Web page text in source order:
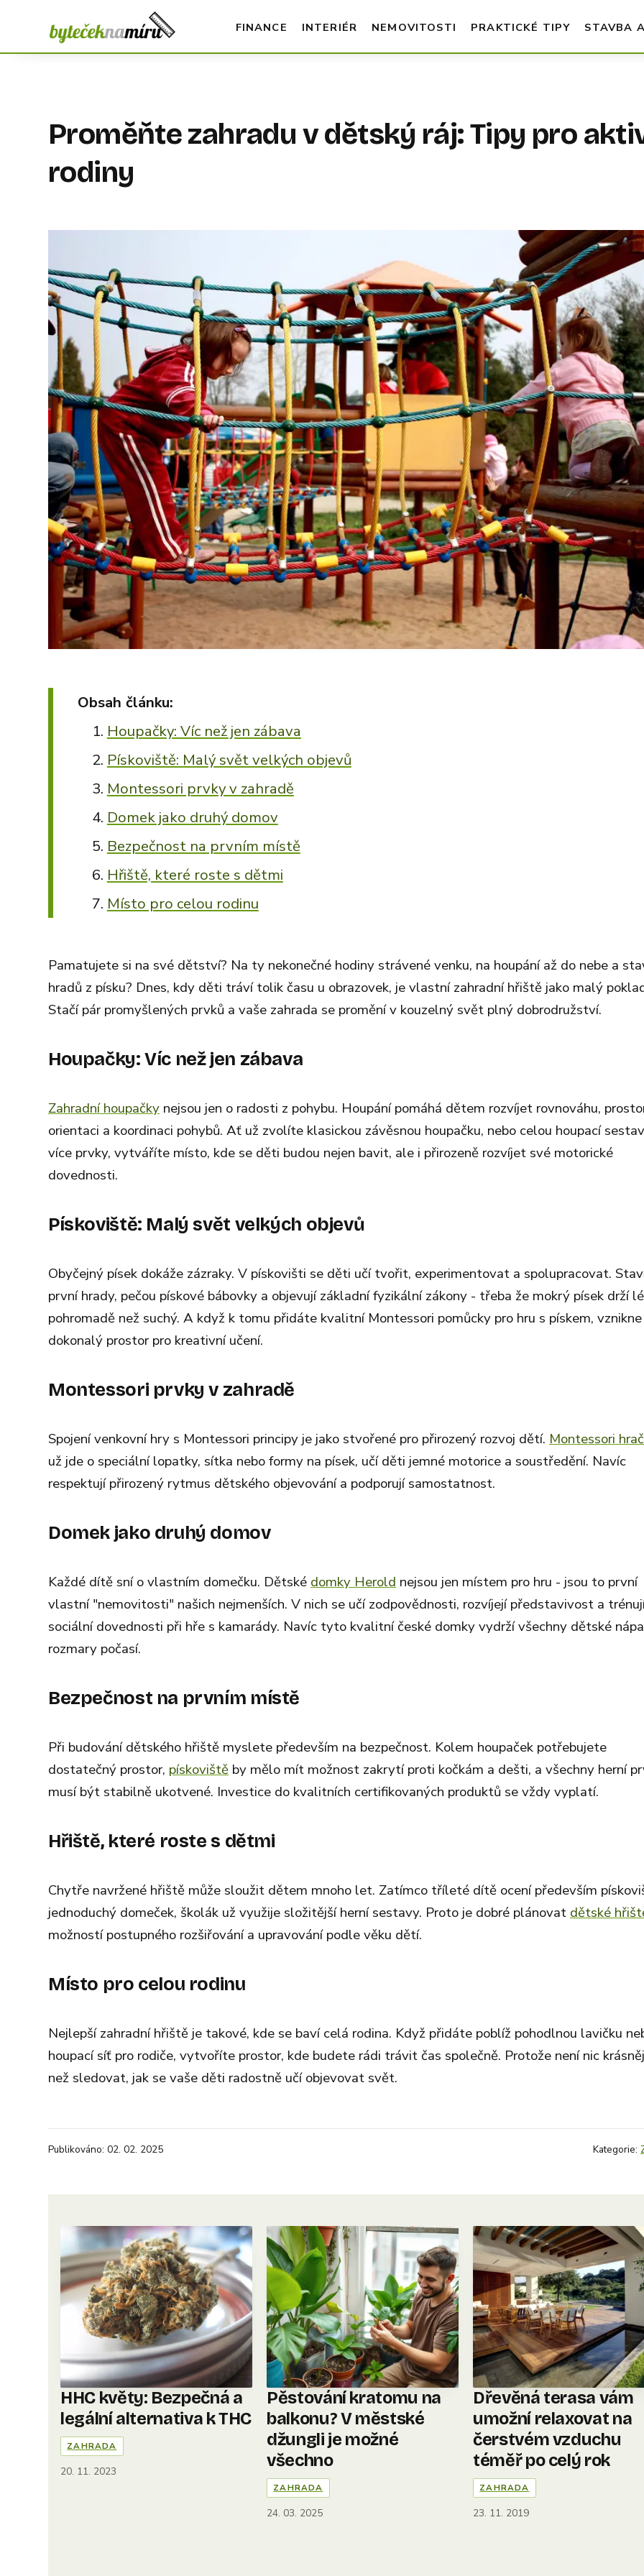
FINANCE INTERIÉR NEMOVITOSTI PRAKTICKÉ TIPY STAVBA
Proměňte zahradu v dětský ráj: Tipy pro
rodiny
Obsah článku:
Houpačky: Víc než jen zábava
Pískoviště: Malý svět velkých objevů
Montessori prvky v zahradě
Domek jako druhý domov
Bezpečnost na prvním místě
Hřiště, které roste s dětmi
Místo pro celou rodinu
Pamatujete si na své dětství? Na ty nekonečné hodiny strávené venku, na houpání až do nebe a
hradů z písku? Dnes, kdy děti tráví tolik času u obrazovek, je vlastní zahradní hřiště jako malý
Stačí pár promyšlených prvků a vaše zahrada se promění v kouzelný svět plný dobrodružství.
Houpačky: Víc než jen zábava
Zahradní houpačky nejsou jen o radosti z pohybu. Houpání pomáhá dětem rozvíjet rovnováhu,
orientaci a koordinaci pohybů. Ať už zvolíte klasickou závěsnou houpačku, nebo celou houpací
více prvky, vytváříte místo, kde se děti budou nejen bavit, ale i přirozeně rozvíjet své motorické
dovednosti.
Pískoviště: Malý svět velkých objevů
Obyčejný písek dokáže zázraky. V pískovišti se děti učí tvořit, experimentovat a spolupracovat.
první hrady, pečou pískové bábovky a objevují základní fyzikální zákony - třeba že mokrý písek drží
pohromadě než suchý. A když k tomu přidáte kvalitní Montessori pomůcky pro hru s pískem, vznikne
dokonalý prostor pro kreativní učení.
Montessori prvky v zahradě
Spojení venkovní hry s Montessori principy je jako stvořené pro přirozený rozvoj dětí. Montessori
už jde o speciální lopatky, sítka nebo formy na písek, učí děti jemné motorice a soustředění. Navíc
respektují přirozený rytmus dětského objevování a podporují samostatnost.
Domek jako druhý domov
Každé dítě sní o vlastním domečku. Dětské domky Herold nejsou jen místem pro hru - jsou to první
vlastní "nemovitosti" našich nejmenších. V nich se učí zodpovědnosti, rozvíjejí představivost a
sociální dovednosti při hře s kamarády. Navíc tyto kvalitní české domky vydrží všechny dětské
rozmary počasí.
Bezpečnost na prvním místě
Při budování dětského hřiště myslete především na bezpečnost. Kolem houpaček potřebujete
dostatečný prostor, pískoviště by mělo mít možnost zakrytí proti kočkám a dešti, a všechny herní
musí být stabilně ukotvené. Investice do kvalitních certifikovaných produktů se vždy vyplatí.
Hřiště, které roste s dětmi
Chytře navržené hřiště může sloužit dětem mnoho let. Zatímco tříleté dítě ocení především
jednoduchý domeček, školák už využije složitější herní sestavy. Proto je dobré plánovat dětské
možností postupného rozšiřování a upravování podle věku dětí.
Místo pro celou rodinu
Nejlepší zahradní hřiště je takové, kde se baví celá rodina. Když přidáte poblíž pohodlnou lavičku
houpací síť pro rodiče, vytvoříte prostor, kde budete rádi trávit čas společně. Protože není nic
než sledovat, jak se vaše děti radostně učí objevovat svět.
Publikováno: 02. 02. 2025 Kategorie:
HHC květy: Bezpečná a
legální alternativa k THC
ZAHRADA
20. 11. 2023
Pěstování kratomu na
balkonu? V městské
džungli je možné
všechno
ZAHRADA
24. 03. 2025
Dřevěná terasa vám
umožní relaxovat na
čerstvém vzduchu
téměř po celý rok
ZAHRADA
23. 11. 2019